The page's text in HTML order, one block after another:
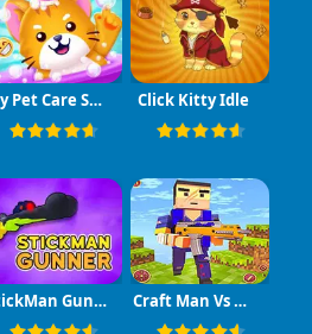
My Pet Care Salon Click Kitty Idle
StickMan Gunner Craft Man Vs Giant TNT